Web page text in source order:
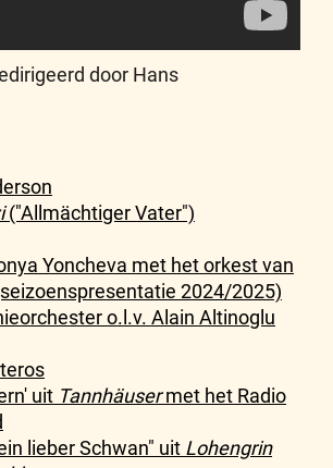
door Hans
("Allmächtiger Vater")
Yoncheva met het orkest van
2024/2025)
o.l.v. Alain Altinoglu
uit Tannhäusermet het Radio
lieber Schwan" uit Lohengrin